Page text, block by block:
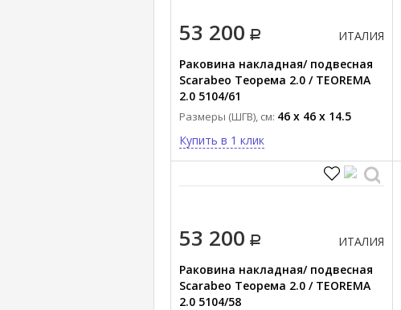
53 200
ИТАЛИЯ
Раковина накладная/ подвесная
Scarabeo Теорема 2.0 / TEOREMA
2.0 5104/61
Размеры (ШГВ), см: 46 x 46 x 14.5
Купить в 1 клик
53 200
ИТАЛИЯ
Раковина накладная/ подвесная
Scarabeo Теорема 2.0 / TEOREMA
2.0 5104/58